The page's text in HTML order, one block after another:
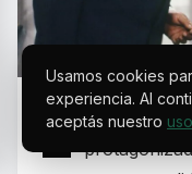
E n la década
Usamos cookies
experiencia. Al
aceptás nuestro